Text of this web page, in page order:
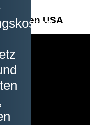
in den USA